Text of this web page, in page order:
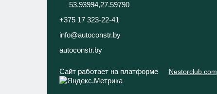
53.93994,27.59790
+375 17 323-22-41
info@autoconstr.by
autoconstr.by
Сайт работает на платформе Nestorclub.com